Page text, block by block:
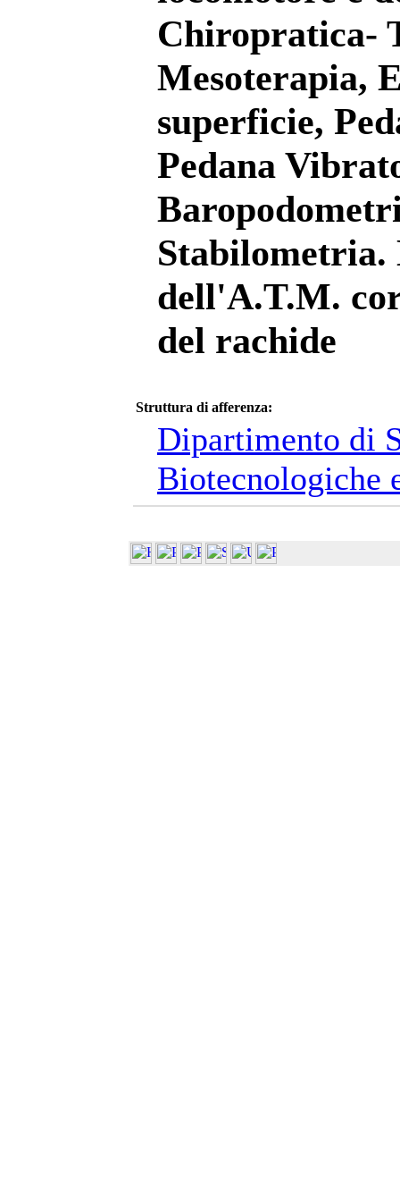
Chiropratica-
Mesoterapia,
superficie,
Pedana
dell'A.T.M.
del rachide
Struttura di afferenza:
Dipartimento di
Biotecnologiche